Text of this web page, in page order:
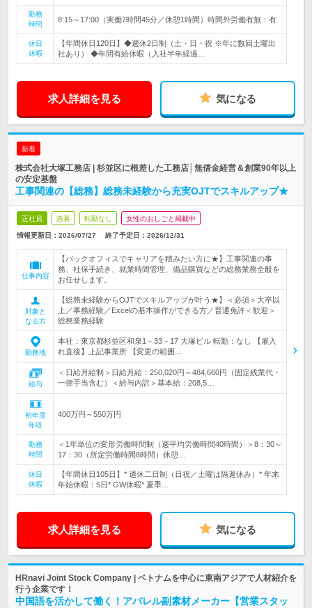
勤務
時間
8:15～17:00（実働7時間45分／休憩1時間）時間外労働有無：有
休日
休暇
【年間休日120日】◆週休2日制（土・日・祝 ※年に数回土曜出
社あり） ◆年間有給休暇（入社半年経過…
求人詳細を見る 気になる
新着
株式会社大塚工務店 | 杉並区に根差した工務店│無借金経営＆創業90年以上
の安定基盤
工事関連の【総務】総務未経験から充実OJTでスキルアップ★
正社員 急募 転勤なし 女性のおしごと掲載中
情報更新日：2026/07/27 終了予定日： 2026/12/31
仕事内容
【バックオフィスでキャリアを積みたい方に★】工事関連の事
務、社保手続き、就業時間管理、備品購買などの総務業務全般を
お任せします。
対象と
なる方
【総務未経験からOJTでスキルアップが叶う★】＜必須＞大卒以
上／事務経験／Excelの基本操作ができる方／普通免許＜歓迎＞
総務業務経験
勤務地
本社：東京都杉並区和泉1－33－17 大塚ビル 転勤：なし 【雇入
れ直後】上記事業所 【変更の範囲…
給与
＜日給月給制＞日給月給：250,020円～484,660円（固定残業代・
一律手当含む）＜給与内訳＞基本給：208,5…
初年度
年収
400万円～550万円
勤務
時間
＜1年単位の変形労働時間制（週平均労働時間40時間）＞8：30～
17：30（所定労働時間8時間）休憩…
休日
休暇
【年間休日105日】* 週休二日制（日祝／土曜は隔週休み）* 年末
年始休暇：5日* GW休暇* 夏季…
求人詳細を見る 気になる
HRnavi Joint Stock Company | ベトナムを中心に東南アジアで人材紹介を
行う企業です！
中国語を活かして働く！アパレル副素材メーカー【営業スタッ